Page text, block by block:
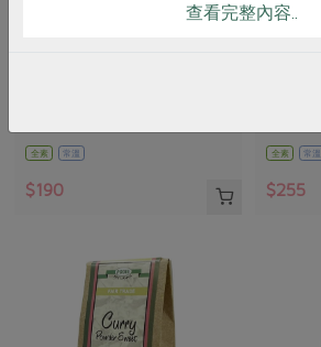
全素 常溫
$190
全素 常溫
$255
查看完整內容..